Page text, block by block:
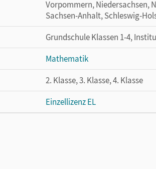
Vorpommern, Niedersachsen,
Sachsen-Anhalt, Schleswig-
Grundschule Klassen 1-4,
Mathematik
2. Klasse, 3. Klasse, 4. Klasse
Einzellizenz EL